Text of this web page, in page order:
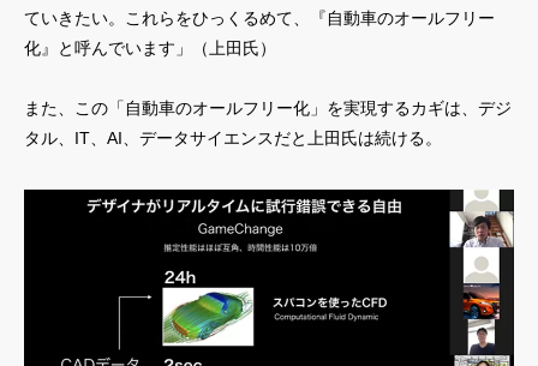
ていきたい。これらをひっくるめて、『自動車のオールフリー
化』と呼んでいます」（上田氏）
また、この「自動車のオールフリー化」を実現するカギは、デジ
タル、IT、AI、データサイエンスだと上田氏は続ける。